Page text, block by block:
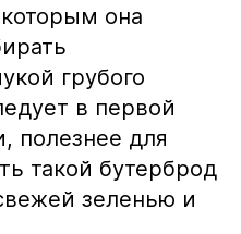
она
грубого
в первой
полезнее для
такой бутерброд
зеленью и